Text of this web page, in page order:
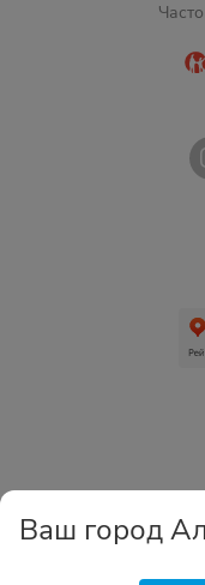
Ваш город